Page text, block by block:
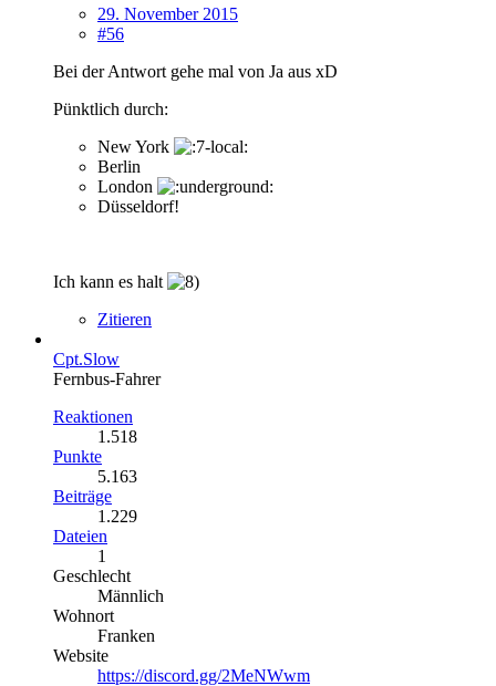
29. November 2015
#56
Bei der Antwort gehe mal von Ja aus xD
Pünktlich durch:
New York
Berlin
London
Düsseldorf!
Ich kann es halt
Zitieren
Cpt.Slow
Fernbus-Fahrer
Reaktionen
1.518
Punkte
5.163
Beiträge
1.229
Dateien
1
Geschlecht
Männlich
Wohnort
Franken
Website
https://discord.gg/2MeNWwm